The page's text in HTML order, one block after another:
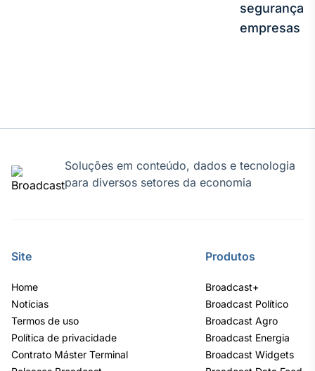
Crédito
segurança
empresas
Soluções em conteúdo, dados e tecnologia
para diversos setores da economia
Site
Home
Notícias
Termos de uso
Política de privacidade
Contrato Máster Terminal
Produtos
Broadcast+
Broadcast Político
Broadcast Agro
Broadcast Energia
Broadcast Widgets